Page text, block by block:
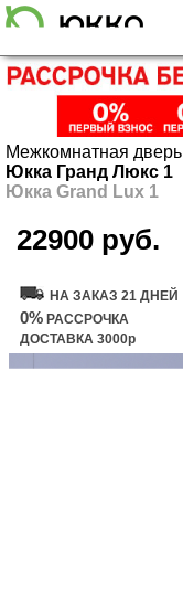
Межкомнатная дверь
Юкка Гранд Люкс 1
Юкка Grand Lux 1
22900 руб.
НА ЗАКАЗ 21 ДНЕЙ
0% РАССРОЧКА
ДОСТАВКА 3000р